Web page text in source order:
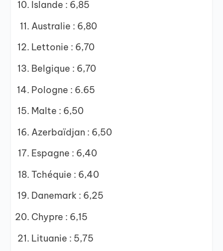
Islande : 6,85
Australie : 6,80
Lettonie : 6,70
Belgique : 6,70
Pologne : 6.65
Malte : 6,50
Azerbaïdjan : 6,50
Espagne : 6,40
Tchéquie : 6,40
Danemark : 6,25
Chypre : 6,15
Lituanie : 5,75